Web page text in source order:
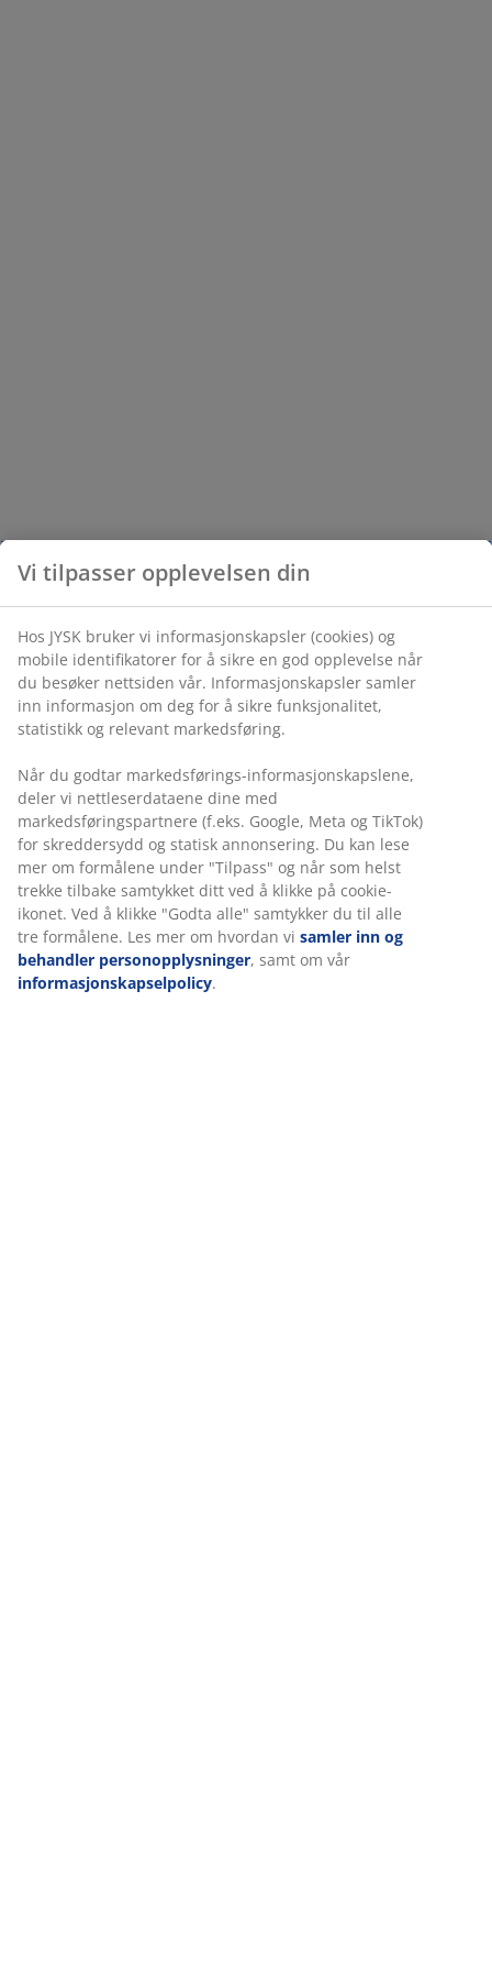
Vi tilpasser opplevelsen din
Hos JYSK bruker vi informasjonskapsler (cookies) og
mobile identifikatorer for å sikre en god opplevelse når
du besøker nettsiden vår. Informasjonskapsler samler
inn informasjon om deg for å sikre funksjonalitet,
statistikk og relevant markedsføring.
Når du godtar markedsførings-informasjonskapslene,
deler vi nettleserdataene dine med
markedsføringspartnere (f.eks. Google, Meta og TikTok)
for skreddersydd og statisk annonsering. Du kan lese
mer om formålene under "Tilpass" og når som helst
trekke tilbake samtykket ditt ved å klikke på cookie-
ikonet. Ved å klikke "Godta alle" samtykker du til alle
tre formålene. Les mer om hvordan vi samler inn og
behandler personopplysninger, samt om vår
informasjonskapselpolicy.